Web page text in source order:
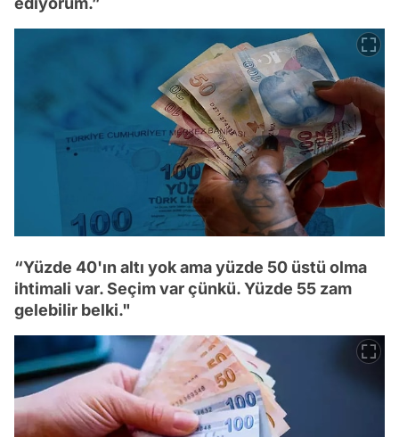
“Yüzde 40'ın altı yok ama yüzde 50 üstü olma
ihtimali var. Seçim var çünkü. Yüzde 55 zam
gelebilir belki."